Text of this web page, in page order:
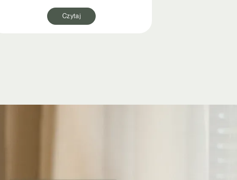
Czytaj